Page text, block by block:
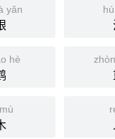
yǎn
hè